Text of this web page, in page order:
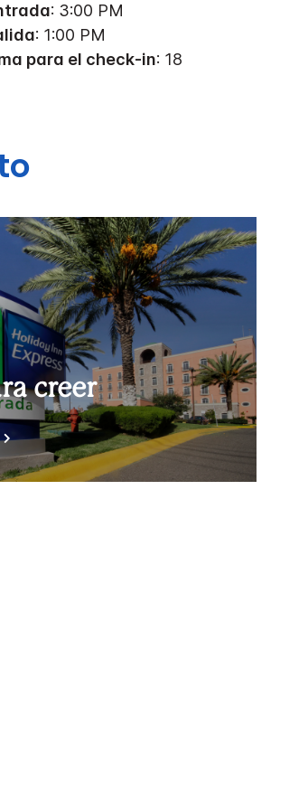
: 3:00 PM
: 1:00 PM
para el check-in: 18
creer